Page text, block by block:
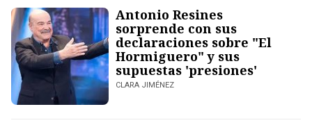
Antonio Resines
sorprende con sus
declaraciones sobre "El
Hormiguero" y sus
supuestas 'presiones'
CLARA JIMÉNEZ